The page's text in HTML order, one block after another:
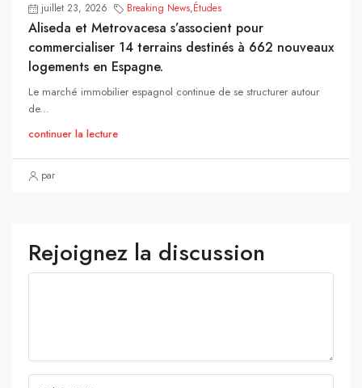
juillet 23, 2026 Breaking News,Études
Aliseda et Metrovacesa s’associent pour
commercialiser 14 terrains destinés à 662 nouveaux
logements en Espagne.
Le marché immobilier espagnol continue de se structurer autour
de...
continuer la lecture
par
Rejoignez la discussion